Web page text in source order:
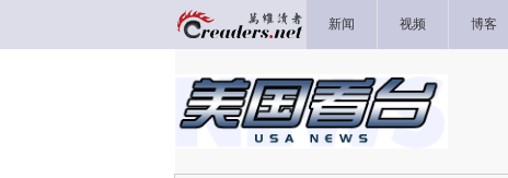
新闻 视频 博客